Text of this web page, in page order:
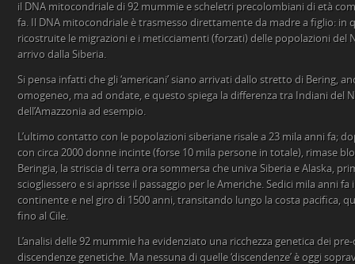
il DNA mitocondriale di 92 mummie e scheletri precolombiani di età
fa. Il DNA mitocondriale è trasmesso direttamente da madre a figlio: in
ricostruite le migrazioni e i meticciamenti (forzati) delle popolazioni del
arrivo dalla Siberia.
Si pensa infatti che gli ‘americani’ siano arrivati dallo stretto di Bering,
omogeneo, ma ad ondate, e questo spiega la differenza tra Indiani del
dell’Amazzonia ad esempio.
L’ultimo contatto con le popolazioni siberiane risale a 23 mila anni fa;
con circa 2000 donne incinte (forse 10 mila persone in totale), rimase
Beringia, la striscia di terra ora sommersa che univa Siberia e Alaska,
sciogliessero e si aprisse il passaggio per le Americhe. Sedici mila anni fa
continente e nel giro di 1500 anni, transitando lungo la costa pacifica,
fino al Cile.
L’analisi delle 92 mummie ha evidenziato una ricchezza genetica dei
discendenze genetiche. Ma nessuna di quelle ‘discendenze’ è oggi